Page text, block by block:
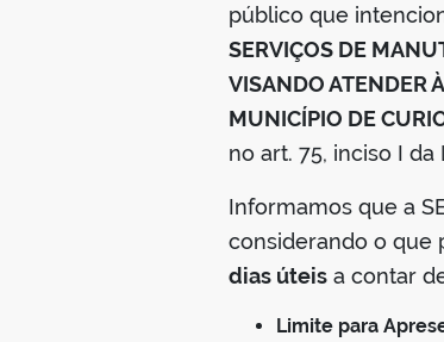
público que
SERVIÇOS DE
VISANDO ATENDER
MUNICÍPIO DE
no art. 75, inciso I da
Informamos que a
considerando o que
dias úteis a contar
Limite para